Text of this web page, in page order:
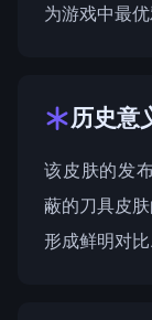
为游戏中最
历史意
该皮肤的发
蔽的刀具皮
形成鲜明对比.